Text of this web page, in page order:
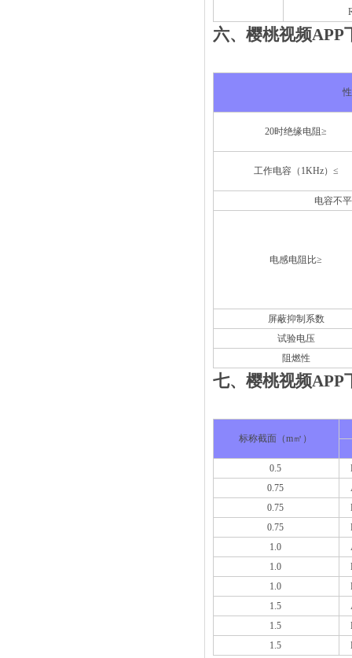
六、樱桃视频
20时绝缘电阻≥
工作电容（1KHz）≤
电容不
电感电阻比≥
屏蔽抑制系数
试验电压
阻燃性
七、樱桃视频
标称截面（m㎡）
0.5
0.75
0.75
0.75
1.0
1.0
1.0
1.5
1.5
1.5